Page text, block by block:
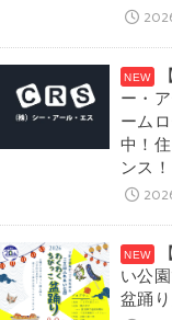
ー・
ーム
中！
ンス！
い公
盆踊